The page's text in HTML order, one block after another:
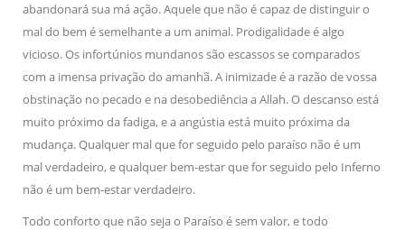
abandonará sua má ação. Aquele que não é capaz de distinguir o
mal do bem é semelhante a um animal. Prodigalidade é algo
vicioso. Os infortúnios mundanos são escassos se comparados
com a imensa privação do amanhã. A inimizade é a razão de vossa
obstinação no pecado e na desobediência a Allah. O descanso está
muito próximo da fadiga, e a angústia está muito próxima da
mudança. Qualquer mal que for seguido pelo paraíso não é um
mal verdadeiro, e qualquer bem-estar que for seguido pelo Inferno
não é um bem-estar verdadeiro.
Todo conforto que não seja o Paraíso é sem valor, e todo